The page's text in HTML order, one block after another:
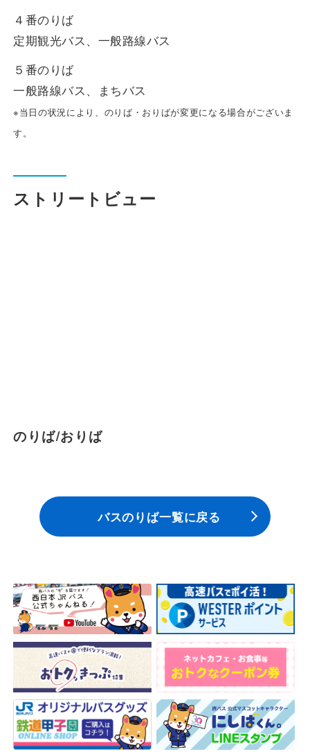
お問い合わせ・Q&A
会社案内
安全安心への
取組み
採用情報
４番のりば
定期観光バス、一般路線バス
５番のりば
一般路線バス、まちバス
※当日の状況により、のりば・おりばが変更になる場合がございま
す。
ストリートビュー
のりば/おりば
バスのりば一覧に戻る